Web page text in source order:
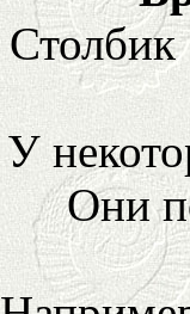
Столбик
У
Они